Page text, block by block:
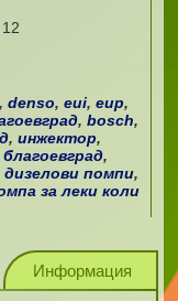
denso, eui, eup,
, bosch,
, инжектор,
,
помпи,
за леки коли
Информация